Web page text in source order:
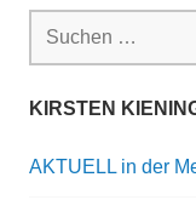
KIRSTEN
AKTUELL in der